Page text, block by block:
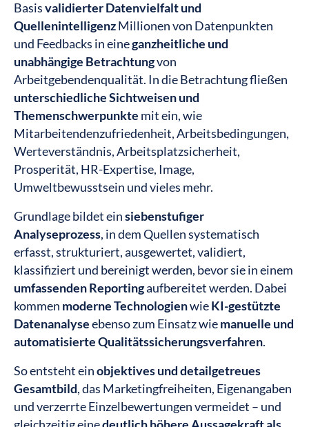
Basisvalidierter Datenvielfalt und
QuellenintelligenzMillionen von Datenpunkten
und Feedbacks in eineganzheitliche und
unabhängige Betrachtungvon
Arbeitgebendenqualität. In die Betrachtung fließen
unterschiedliche Sichtweisen und
Themenschwerpunkte mit ein, wie
Mitarbeitendenzufriedenheit, ​Arbeitsbedingungen,
Werteverständnis, Arbeitsplatzsicherheit,
Prosperität, HR-Expertise, Image,
Umweltbewusstsein und vieles mehr.
Grundlage bildet einsiebenstufiger
Analyseprozess, in dem Quellen systematisch
erfasst, strukturiert, ausgewertet, validiert,
klassifiziert und bereinigt werden, bevor sie in einem
umfassenden Reportingaufbereitet werden. Dabei
kommen moderne TechnologienwieKI-gestützte
Datenanalyseebenso zum Einsatz wiemanuelle und
automatisierte Qualitätssicherungsverfahren.
So entsteht einobjektives und detailgetreues
Gesamtbild, das Marketingfreiheiten, Eigenangaben
und verzerrte Einzelbewertungen vermeidet – und